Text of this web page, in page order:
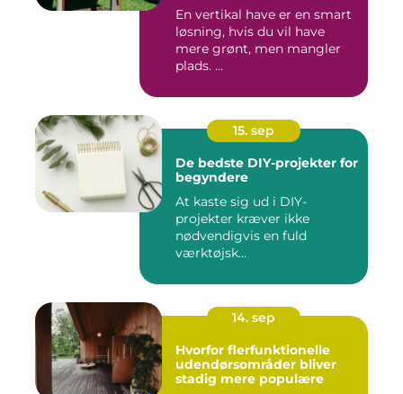
En vertikal have er en smart
løsning, hvis du vil have
mere grønt, men mangler
plads. ...
15. sep
De bedste DIY-projekter for
begyndere
At kaste sig ud i DIY-
projekter kræver ikke
nødvendigvis en fuld
værktøjsk...
14. sep
Hvorfor flerfunktionelle
udendørsområder bliver
stadig mere populære